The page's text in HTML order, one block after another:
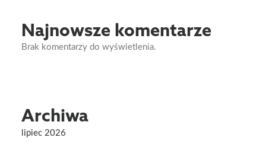
Najnowsze komentarze
Brak komentarzy do wyświetlenia.
Archiwa
lipiec 2026